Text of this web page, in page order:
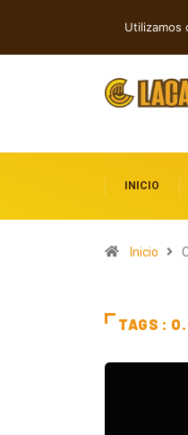
INICIO
Inicio
TAGS :
Utilizamos